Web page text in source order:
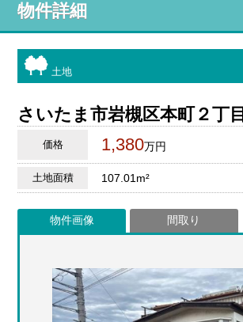
物件詳細
土地
さいたま市岩槻区本町２丁目
価格 1,380万円
土地面積 107.01m²
物件画像 間取り